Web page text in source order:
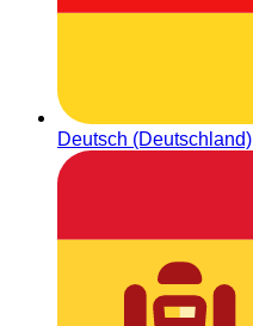
Deutsch (Deutschland)